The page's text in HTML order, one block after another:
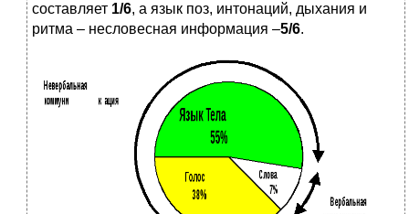
составляет 1/6, а язык поз, интонаций, дыхания и
ритма – несловесная информация –5/6.